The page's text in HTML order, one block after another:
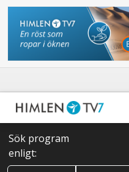
Sök program
enligt: